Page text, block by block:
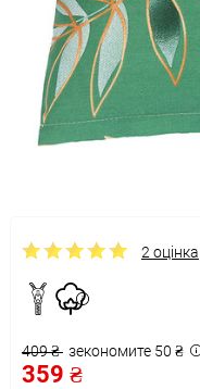
2 оцінка
409 ₴ зекономите 50 ₴
359 ₴